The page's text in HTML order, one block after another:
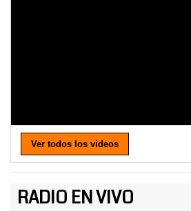
Ver todos los videos
RADIO EN VIVO